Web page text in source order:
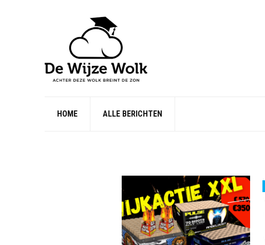
HOME ALLE BERICHTEN